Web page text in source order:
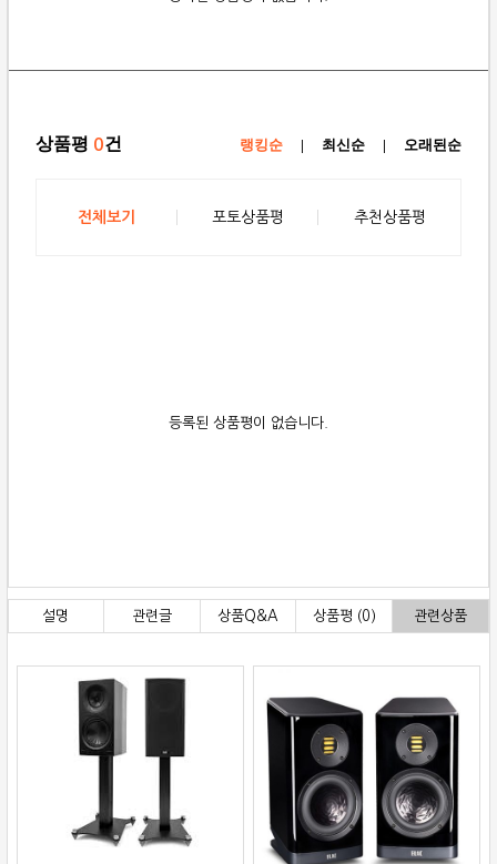
상품평 0건 랭킹순 | 최신순 | 오래된순
전체보기 포토상품평 추천상품평
등록된 상품평이 없습니다.
설명 관련글 상품Q&A 상품평 (0) 관련상품